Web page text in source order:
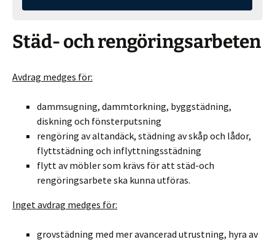
Städ- och rengöringsarbeten
Avdrag medges för:
dammsugning, dammtorkning, byggstädning,
diskning och fönsterputsning
rengöring av altandäck, städning av skåp och lådor,
flyttstädning och inflyttningsstädning
flytt av möbler som krävs för att städ-och
rengöringsarbete ska kunna utföras.
Inget avdrag medges för:
grovstädning med mer avancerad utrustning, hyra av